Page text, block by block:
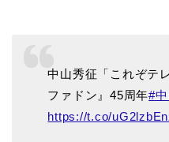
中山秀征「これぞテ
ファドン』45周年#
https://t.co/